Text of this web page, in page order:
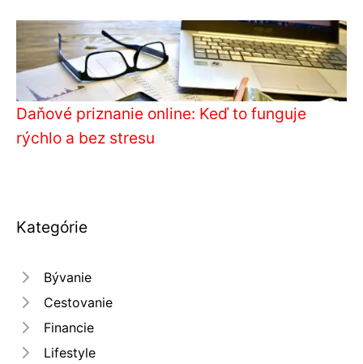
Daňové priznanie online: Keď to funguje
rýchlo a bez stresu
Kategórie
Bývanie
Cestovanie
Financie
Lifestyle